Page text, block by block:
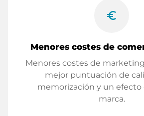
euro_symbol
Menores costes de
Menores costes de
mejor puntuación de
memorización y un efecto
marca.